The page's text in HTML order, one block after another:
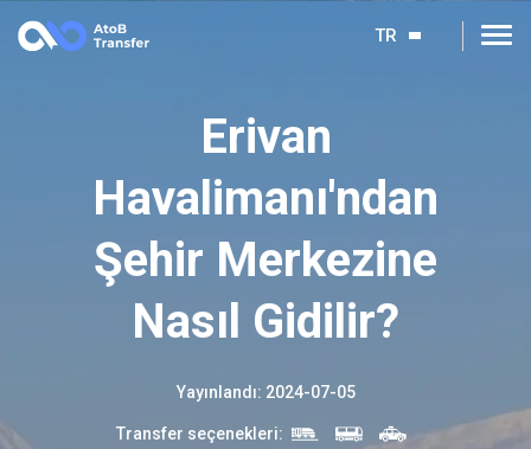
TR
Erivan
Havalimanı'ndan
Şehir Merkezine
Nasıl Gidilir?
Yayınlandı: 2024-07-05
Transfer seçenekleri: